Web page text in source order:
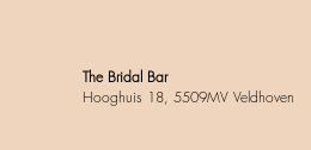
The Bridal Bar
Hooghuis 18, 5509MV Veldhoven